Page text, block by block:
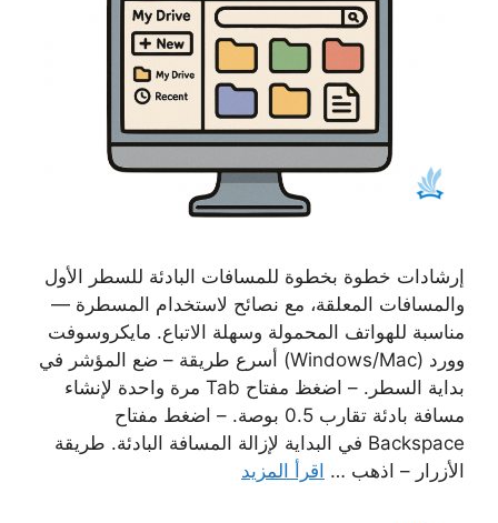
إرشادات خطوة بخطوة للمسافات البادئة للسطر الأول
والمسافات المعلقة، مع نصائح لاستخدام المسطرة —
مناسبة للهواتف المحمولة وسهلة الاتباع. مايكروسوفت
وورد (Windows/Mac) أسرع طريقة – ضع المؤشر في
بداية السطر. – اضغظ مفتاح Tab مرة واحدة لإنشاء
مسافة بادئة تقارب 0.5 بوصة. – اضغط مفتاح
Backspace في البداية لإزالة المسافة البادئة. طريقة
الأزرار – اذهب … اقرأ المزيد